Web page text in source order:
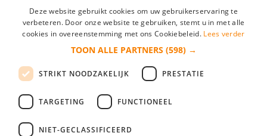
Inloggen als bedrijf
*
login gegevens onthouden
login
Bedrijf aanmelden
Deze website gebruikt cookies om uw gebruikerservaring te
verbeteren. Door onze website te gebruiken, stemt u in met alle
cookies in overeenstemming met ons Cookiebeleid. Lees verder
TOON ALLE PARTNERS (598) →
STRIKT NOODZAKELIJK PRESTATIE
TARGETING FUNCTIONEEL
NIET-GECLASSIFICEERD